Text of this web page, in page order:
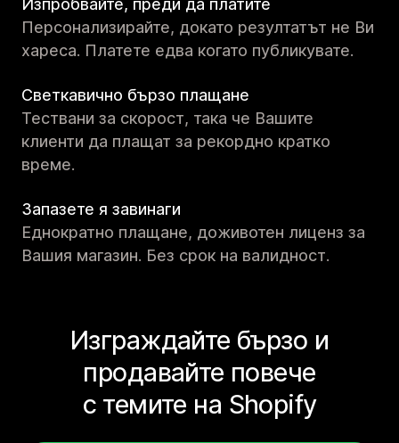
Изпробвайте, преди да платите
Персонализирайте, докато резултатът не Ви
хареса. Платете едва когато публикувате.
Светкавично бързо плащане
Тествани за скорост, така че Вашите
клиенти да плащат за рекордно кратко
време.
Запазете я завинаги
Еднократно плащане, доживотен лиценз за
Вашия магазин. Без срок на валидност.
Изграждайте бързо и
продавайте повече
с темите на Shopify